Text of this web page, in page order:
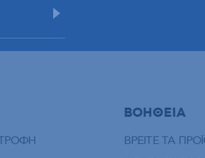
ΒΟΗΘΕΙΑ
ΒΡΕΙΤΕ ΤΑ